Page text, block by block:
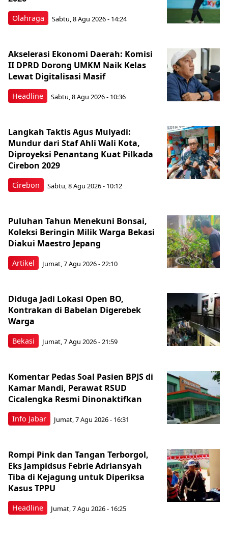
Olahraga Sabtu, 8 Agu 2026 - 14:24
Headline
Akselerasi Ekonomi Daerah: Komisi
II DPRD Dorong UMKM Naik Kelas
Lewat Digitalisasi Masif
Sabtu, 8 Agu 2026 - 10:36
Cirebon
Langkah Taktis Agus Mulyadi:
Mundur dari Staf Ahli Wali Kota,
Diproyeksi Penantang Kuat Pilkada
Cirebon 2029
Sabtu, 8 Agu 2026 - 10:12
Artikel
Puluhan Tahun Menekuni Bonsai,
Koleksi Beringin Milik Warga Bekasi
Diakui Maestro Jepang
Jumat, 7 Agu 2026 - 22:10
Bekasi
Diduga Jadi Lokasi Open BO,
Kontrakan di Babelan Digerebek
Warga
Jumat, 7 Agu 2026 - 21:59
Info Jabar
Komentar Pedas Soal Pasien BPJS di
Kamar Mandi, Perawat RSUD
Cicalengka Resmi Dinonaktifkan
Jumat, 7 Agu 2026 - 16:31
Headline
Rompi Pink dan Tangan Terborgol,
Eks Jampidsus Febrie Adriansyah
Tiba di Kejagung untuk Diperiksa
Kasus TPPU
Jumat, 7 Agu 2026 - 16:25